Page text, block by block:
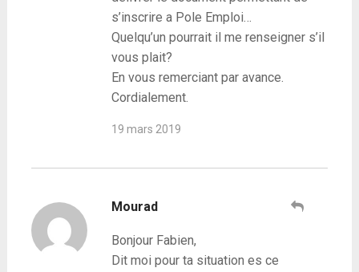
s’inscrire a Pole Emploi…
Quelqu’un pourrait il me renseigner s’il
vous plait?
En vous remerciant par avance.
Cordialement.
19 mars 2019
Mourad
Bonjour Fabien,
Dit moi pour ta situation es ce